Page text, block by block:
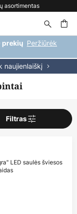
asortimentas
prekių Peržiūrėk
naujienlaiškį
Filtras
LED saulės šviesos